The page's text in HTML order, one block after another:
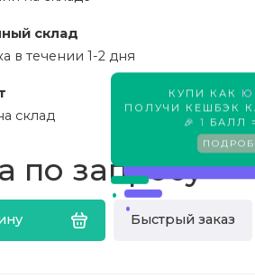
КУПИ КАК
ПОЛУЧИ КЕШБЭК
🎉 1 БАЛЛ
склад
в течении 1-2 дня
склад
по запросу
Быстрый заказ